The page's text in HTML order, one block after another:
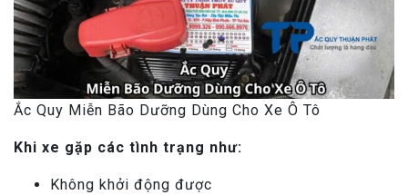
Ắc Quy Miễn Bão Dưỡng Dùng Cho Xe Ô Tô
Khi xe gặp các tình trạng như:
Không khởi động được